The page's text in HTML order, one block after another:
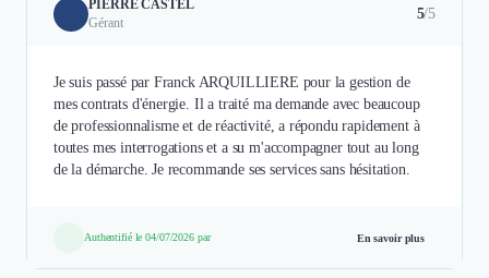
PIERRE CASTEL
Gérant
5/5
Je suis passé par Franck ARQUILLIERE pour la gestion de
mes contrats d'énergie. Il a traité ma demande avec beaucoup
de professionnalisme et de réactivité, a répondu rapidement à
toutes mes interrogations et a su m'accompagner tout au long
de la démarche. Je recommande ses services sans hésitation.
Authentifié le 04/07/2026 par En savoir plus